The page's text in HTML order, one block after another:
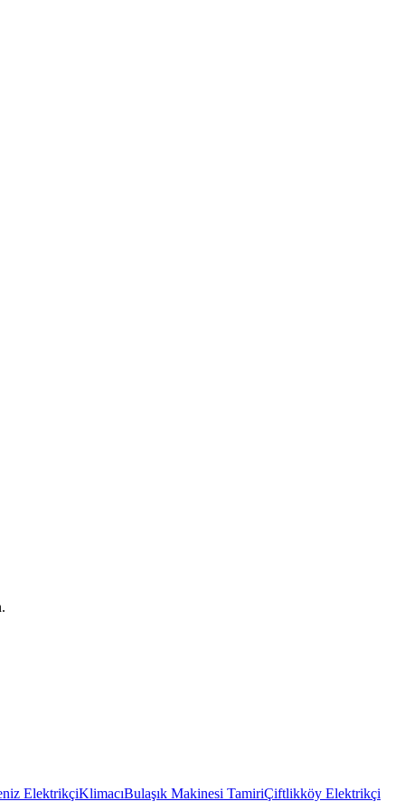
ElektrikçiKlimacıBulaşık Makinesi TamiriÇiftlikköy Elektrikçi